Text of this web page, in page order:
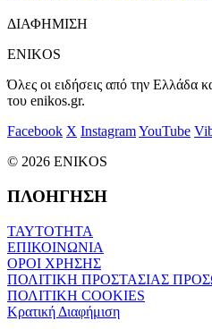
ΔΙΑΦΗΜΙΣΗ
ENIKOS
Όλες οι ειδήσεις από την Ελλάδα
του enikos.gr.
Facebook X InstagramYouTube
© 2026 ENIKOS
ΠΛΟΗΓΗΣΗ
ΤΑΥΤΟΤΗΤΑ
ΕΠΙΚΟΙΝΩΝΙΑ
ΟΡΟΙ ΧΡΗΣΗΣ
ΠΟΛΙΤΙΚΗ ΠΡΟΣΤΑΣΙΑΣ
ΠΟΛΙΤΙΚΗ COOKIES
Κρατική Διαφήμιση